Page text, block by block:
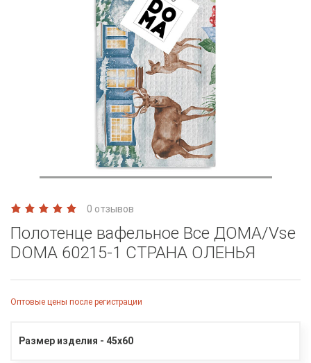
0 отзывов
Полотенце вафельное Все ДОМА/Vse
DOMA 60215-1 СТРАНА ОЛЕНЬЯ
Оптовые цены после регистрации
Размер изделия - 45х60